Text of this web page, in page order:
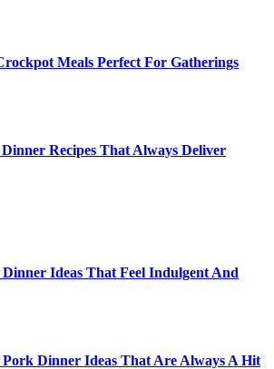
Meals Perfect For Gatherings
Recipes That Always Deliver
Dinner Ideas That Feel Indulgent And
Dinner Ideas That Are Always A Hit